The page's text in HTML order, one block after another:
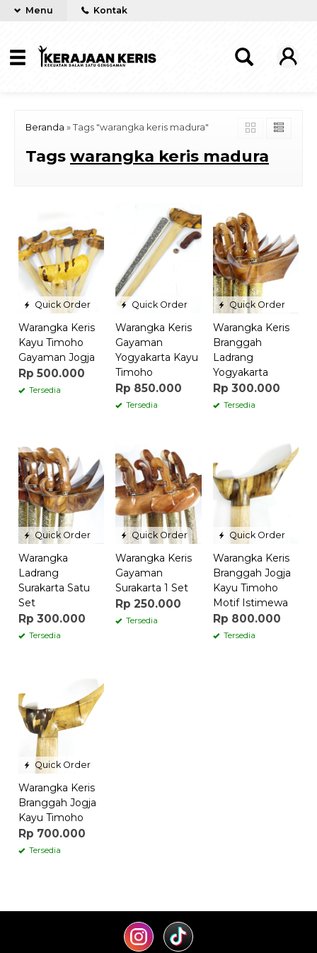
Menu Kontak
Beranda » Tags "warangka keris madura"
Tags warangka keris madura
Quick Order
Warangka Keris
Kayu Timoho
Gayaman Jogja
Rp 500.000
Tersedia
Quick Order
Warangka Keris
Gayaman
Yogyakarta Kayu
Timoho
Rp 850.000
Tersedia
Quick Order
Warangka Keris
Branggah
Ladrang
Yogyakarta
Rp 300.000
Tersedia
Quick Order
Warangka
Ladrang
Surakarta Satu
Set
Rp 300.000
Tersedia
Quick Order
Warangka Keris
Gayaman
Surakarta 1 Set
Rp 250.000
Tersedia
Quick Order
Warangka Keris
Branggah Jogja
Kayu Timoho
Motif Istimewa
Rp 800.000
Tersedia
Quick Order
Warangka Keris
Branggah Jogja
Kayu Timoho
Rp 700.000
Tersedia